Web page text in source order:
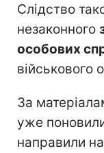
Слідство
незаконного
особових
військового
За
уже
направили